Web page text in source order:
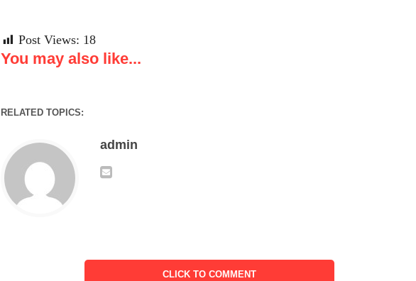
Post Views: 18
You may also like...
RELATED TOPICS:
admin
CLICK TO COMMENT